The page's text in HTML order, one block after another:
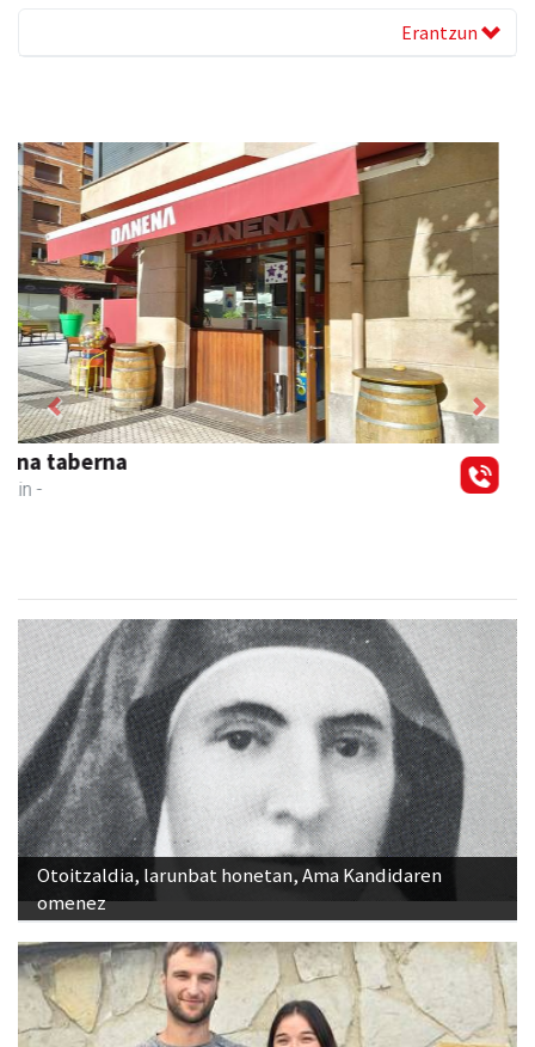
Erantzun
Leizaran Institutua
Andoain
Previous Next
Otoitzaldia, larunbat honetan, Ama Kandidaren
omenez